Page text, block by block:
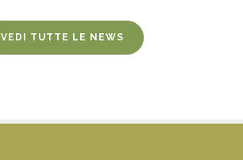
VEDI TUTTE LE NEWS